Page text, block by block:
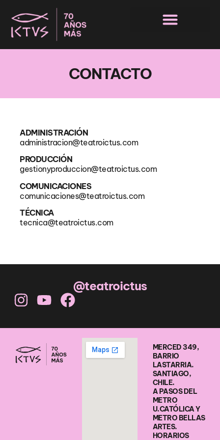
CONTACTO
ADMINISTRACIÓN
administracion@teatroictus.com
PRODUCCIÓN
gestionyproduccion@teatroictus.com
COMUNICACIONES
comunicaciones@teatroictus.com
TÉCNICA
tecnica@teatroictus.com
@teatroictus
MERCED 349,
BARRIO
LASTARRIA.
SANTIAGO,
CHILE.
A PASOS DEL
METRO
U.CATÓLICA Y
METRO BELLAS
ARTES.
HORARIOS